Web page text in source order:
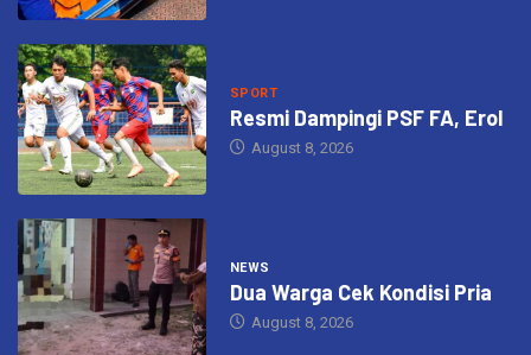
SPORT
Resmi Dampingi PSF FA, Erol
August 8, 2026
NEWS
Dua Warga Cek Kondisi Pria
August 8, 2026